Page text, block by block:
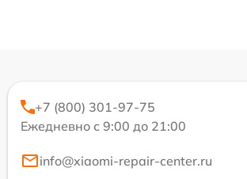
+7 (800) 301-97-75
Ежедневно с 9:00 до 21:00
info@xiaomi-repair-center.ru